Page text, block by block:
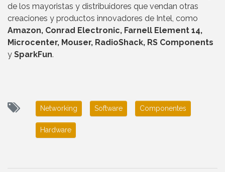
de los mayoristas y distribuidores que vendan otras
creaciones y productos innovadores de Intel, como
Amazon, Conrad Electronic, Farnell Element 14,
Microcenter, Mouser, RadioShack, RS Components
y SparkFun.
Networking Software Componentes
Hardware